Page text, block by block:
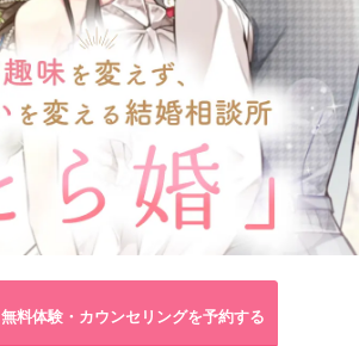
無料体験・カウンセリングを予約する